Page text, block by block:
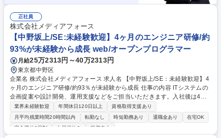
正社員
株式会社メディアフォース
【中野坂上/SE:未経験歓迎】4ヶ月のエンジニア研修/約
93%が未経験から成長 web/オープンプログラマー
月給25万2313円～40万2313円
東京都中野区
企業名 株式会社メディアフォース 求人名 【中野坂上/SE：未経験歓迎】4
ヶ月のエンジニア研修/約93％が未経験から成長 仕事の内容 ITシステムの
企画提案や設計開発、運用支援などをご担当いただきます。入社後は4か
月間にわたる自社研修を実施し、専任講師のもとシステムエンジニアに必
要な知識と技術を習得可能な環境です。 ■ITシステムの開発 ■ERPパッケ
ージの導入支援 ■研究開発 ■システム開発プロジェクトにおける要件定義
業界未経験歓迎 年間休日120日以上
資格取得支援あり
月平均残業時間20時間以内
転勤なし 時短勤務あり 退職金あり
在宅OK
完全週休2日制
土日祝休み 服装自由